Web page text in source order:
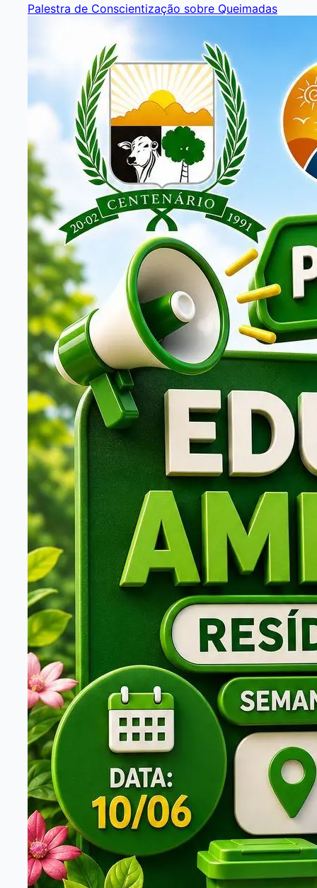
Palestra de Conscientização sobre Queimadas